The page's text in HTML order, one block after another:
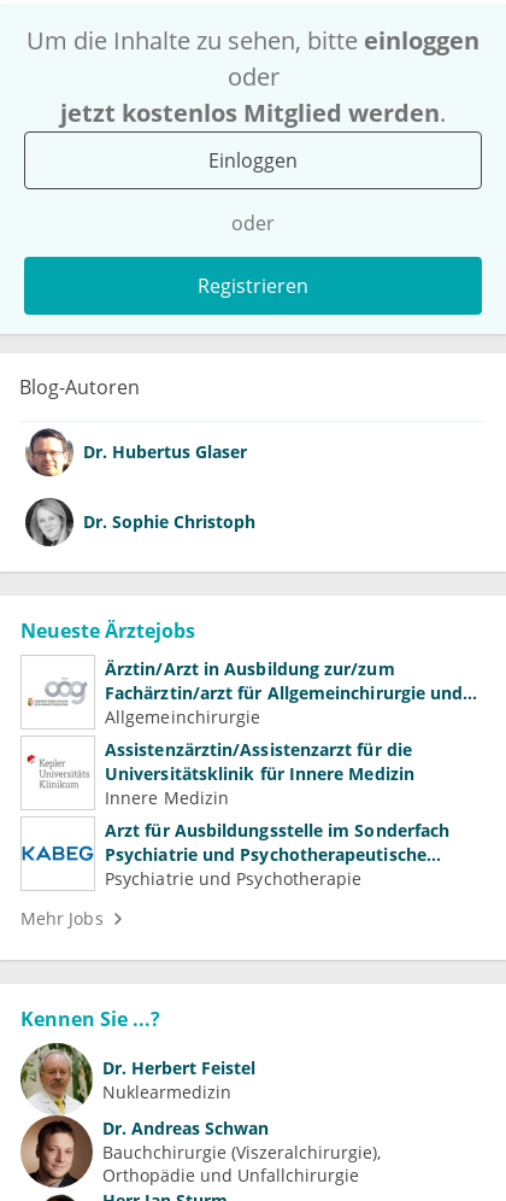
Um die Inhalte zu sehen, bitte einloggen
oder
jetzt kostenlos Mitglied werden.
Einloggen
oder
Registrieren
Blog-Autoren
Dr. Hubertus Glaser
Dr. Sophie Christoph
Neueste Ärztejobs
Ärztin/Arzt in Ausbildung zur/zum
Fachärztin/arzt für Allgemeinchirurgie und
Gefäßchirurgie
Allgemeinchirurgie
Assistenzärztin/Assistenzarzt für die
Universitätsklinik für Innere Medizin
Innere Medizin
Arzt für Ausbildungsstelle im Sonderfach
Psychiatrie und Psychotherapeutische
Medizin (m/w/d)
Psychiatrie und Psychotherapie
Mehr Jobs
Kennen Sie ...?
Dr. Herbert Feistel
Nuklearmedizin
Dr. Andreas Schwan
Bauchchirurgie (Viszeralchirurgie)
Orthopädie und Unfallchirurgie